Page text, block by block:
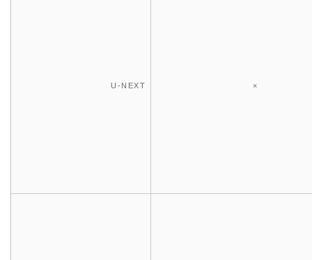
U-NEXT ×